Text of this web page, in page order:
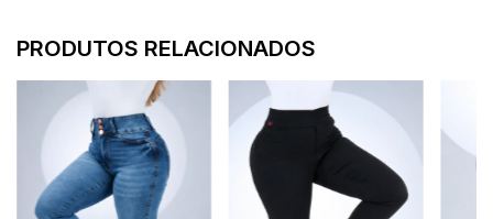
PRODUTOS RELACIONADOS